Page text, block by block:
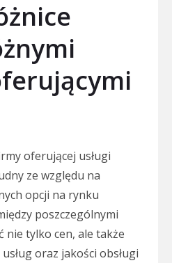
oferującej usługi
ze względu na
opcji na rynku
poszczególnymi
nie tylko cen, ale także
oraz jakości obsługi